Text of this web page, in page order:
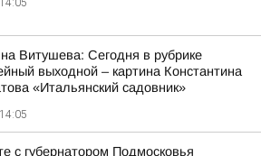
14:05
Витушева: Сегодня в рубрике
выходной – картина Константина
«Итальянский садовник»
14:05
с губернатором Подмосковья